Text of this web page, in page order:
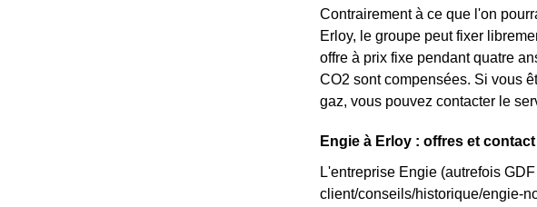
Contrairement à ce que l'on
Erloy, le groupe peut fixer
offre à prix fixe pendant quatre
CO2 sont compensées. Si vous
gaz, vous pouvez contacter le
Engie à Erloy : offres et
L'entreprise Engie (autrefois
client/conseils/historique/engie-